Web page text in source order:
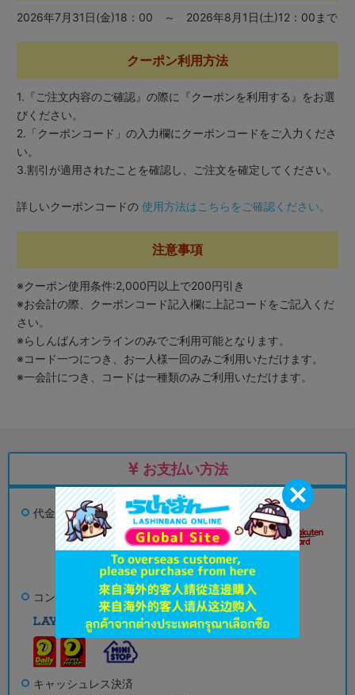
2026年7月31日(金)18：00 ～ 2026年8月1日(土)12：00まで
クーポン利用方法
1.『ご注文内容のご確認』の際に『クーポンを利用する』をお選
びください。
2.「クーポンコード」の入力欄にクーポンコードをご入力くださ
い。
3.割引が適用されたことを確認し、ご注文を確定してください。
詳しいクーポンコードの 使用方法はこちらをご確認ください。
注意事項
※クーポン使用条件:2,000円以上で200円引き
※お会計の際、クーポンコード記入欄に上記コードをご記入くだ
さい。
※らしんばんオンラインのみでご利用可能となります。
※コード一つにつき、お一人様一回のみご利用いただけます。
※一会計につき、コードは一種類のみご利用いただけます。
お支払い方法
代金引換 銀行振込
みずほ銀行、
ゆうちょ銀行
クレジットカード決済
コンビニ決済
キャッシュレス決済